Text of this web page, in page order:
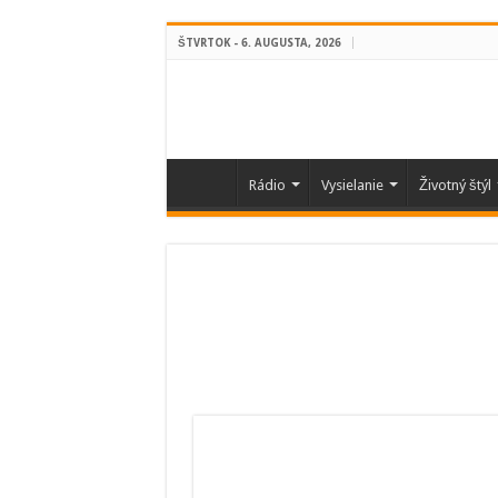
ŠTVRTOK - 6. AUGUSTA, 2026
Rádio Vysielanie Životný štýl